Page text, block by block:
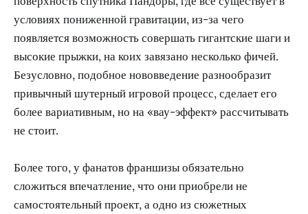
условиях пониженной гравитации, из-за чего
появляется возможность совершать гигантские шаги и
высокие прыжки, на коих завязано несколько фичей.
Безусловно, подобное нововведение разнообразит
привычный шутерный игровой процесс, сделает его
более вариативным, но на «вау-эффект» рассчитывать
не стоит.
Более того, у фанатов франшизы обязательно
сложиться впечатление, что они приобрели не
самостоятельный проект, а одно из сюжетных